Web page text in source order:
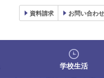
資料請求 お問い合わせ
学校生活